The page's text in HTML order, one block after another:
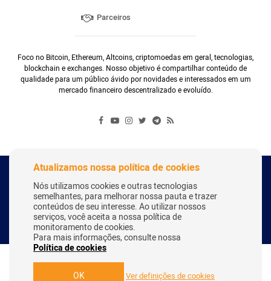
Parceiros
Foco no Bitcoin, Ethereum, Altcoins, criptomoedas em geral, tecnologias,
blockchain e exchanges. Nosso objetivo é compartilhar conteúdo de
qualidade para um público ávido por novidades e interessados em um
mercado financeiro descentralizado e evoluído.
Copyright Webitcoin 2018 - Todos os Direitos Reservados
Desenvolvido por: Herick Correa
Atualizamos nossa política de cookies
Nós utilizamos cookies e outras tecnologias
semelhantes, para melhorar nossa pauta e trazer
conteúdos de seu interesse. Ao utilizar nossos
serviços, você aceita a nossa política de
monitoramento de cookies.
Para mais informações, consulte nossa
Política de cookies
OK Ver definições de cookies